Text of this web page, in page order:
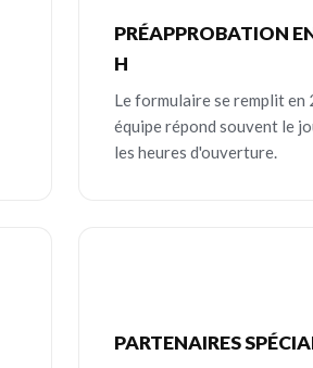
PRÉAPPROBATION
H
Le formulaire se remplit en
équipe répond souvent le
les heures d'ouverture.
PARTENAIRES